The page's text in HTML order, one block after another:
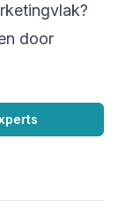
door